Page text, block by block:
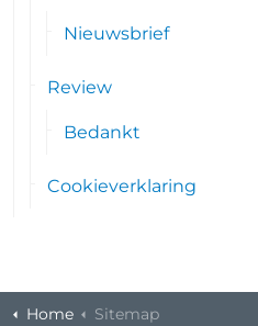
Nieuwsbrief
Review
Bedankt
Cookieverklaring
Home Sitemap